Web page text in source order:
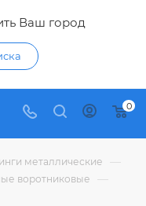
Ваш город
0
металлические —
воротниковые —